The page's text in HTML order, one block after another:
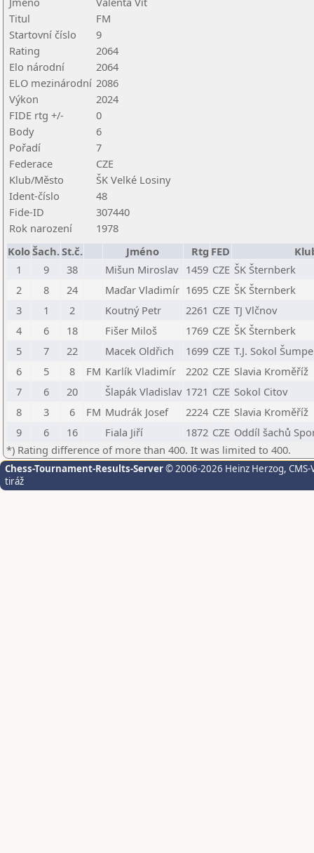
Titul
FM
Startovní číslo
9
Rating
2064
Elo národní
2064
ELO mezinárodní 2086
Výkon
2024
FIDE rtg +/-
0
Body
6
Pořadí
7
Federace
CZE
Klub/Město
ŠK Velké Losiny
Ident-číslo
48
Fide-ID
307440
Rok narození
1978
KoloŠach.St.č. Jméno Rtg FED
1
9 38 Mišun Miroslav 1459 CZE ŠK Šternberk
2
8 24 Maďar Vladimír 1695 CZE ŠK Šternberk
3
1 2 Koutný Petr 2261 CZE TJ Vlčnov
4
6 18 Fišer Miloš 1769 CZE ŠK Šternberk
5
7 22 Macek Oldřich 1699 CZE T.J. Sokol
6
5 8 FM Karlík Vladimír 2202 CZE Slavia Kroměříž
7
6 20 Šlapák Vladislav 1721 CZE Sokol Citov
8
3 6 FM Mudrák Josef 2224 CZE Slavia Kroměříž
9
6 16 Fiala Jiří 1872 CZE Oddíl šachů
*) Rating difference of more than 400. It was limited to 400.
Chess-Tournament-Results-Server© 2006-2026 Heinz Herzog,
tiráž